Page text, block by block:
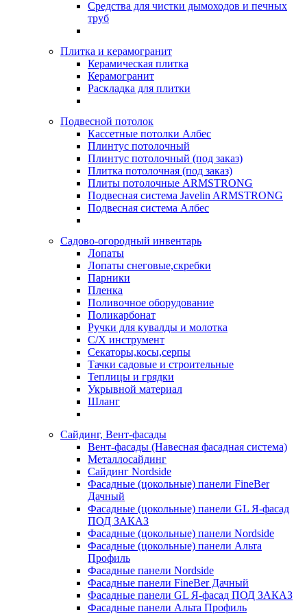
Средства для чистки дымоходов и печных
труб
Плитка и керамогранит
Керамическая плитка
Керамогранит
Раскладка для плитки
Подвесной потолок
Кассетные потолки Албес
Плинтус потолочный
Плинтус потолочный (под заказ)
Плитка потолочная (под заказ)
Плиты потолочные ARMSTRONG
Подвесная система Javelin ARMSTRONG
Подвесная система Албес
Садово-огородный инвентарь
Лопаты
Лопаты снеговые,скребки
Парники
Пленка
Поливочное оборудование
Поликарбонат
Ручки для кувалды и молотка
С/Х инструмент
Секаторы,косы,серпы
Тачки садовые и строительные
Теплицы и грядки
Укрывной материал
Шланг
Сайдинг, Вент-фасады
Вент-фасады (Навесная фасадная система)
Металлосайдинг
Сайдинг Nordside
Фасадные (цокольные) панели FineBer
Дачный
Фасадные (цокольные) панели GL Я-фасад
ПОД ЗАКАЗ
Фасадные (цокольные) панели Nordside
Фасадные (цокольные) панели Альта
Профиль
Фасадные панели Nordside
Фасадные панели FineBer Дачный
Фасадные панели GL Я-фасад ПОД ЗАКАЗ
Фасадные панели Альта Профиль